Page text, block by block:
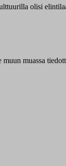
olisi
muassa